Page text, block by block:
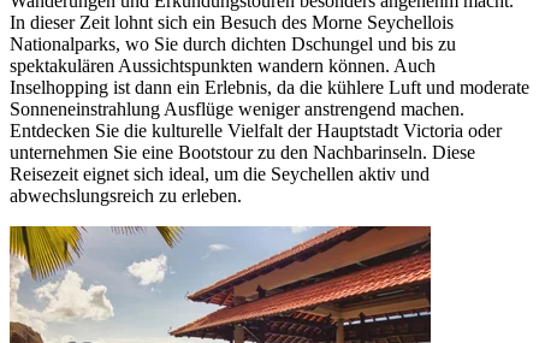
In dieser Zeit lohnt sich ein Besuch des Morne Seychellois
Nationalparks, wo Sie durch dichten Dschungel und bis zu
spektakulären Aussichtspunkten wandern können. Auch
Inselhopping ist dann ein Erlebnis, da die kühlere Luft und moderate
Sonneneinstrahlung Ausflüge weniger anstrengend machen.
Entdecken Sie die kulturelle Vielfalt der Hauptstadt Victoria oder
unternehmen Sie eine Bootstour zu den Nachbarinseln. Diese
Reisezeit eignet sich ideal, um die Seychellen aktiv und
abwechslungsreich zu erleben.